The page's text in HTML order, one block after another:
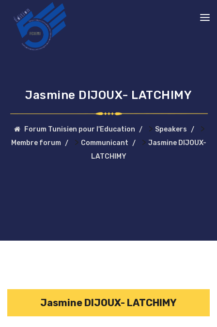
Jasmine DIJOUX- LATCHIMY
Forum Tunisien pour l'Education > Speakers >
Membre forum > Communicant > Jasmine DIJOUX-
LATCHIMY
Jasmine DIJOUX- LATCHIMY